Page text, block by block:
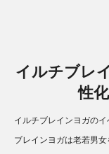
イルチブレ
性
イルチブレインヨガの
ブレインヨガは老若男